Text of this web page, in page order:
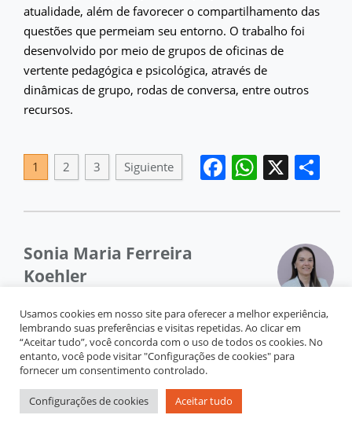
atualidade, além de favorecer o compartilhamento das
questões que permeiam seu entorno. O trabalho foi
desenvolvido por meio de grupos de oficinas de
vertente pedagógica e psicológica, através de
dinâmicas de grupo, rodas de conversa, entre outros
recursos.
Facebook
X
1 2 3 Siguiente
Sonia Maria Ferreira
Koehler
Centro Terapêutico/Guaratinguetá-SP, Brasl. Professora Titular
Aposentada do Centro Universitário Salesiano de São Paulo
(UNISAL) - Campus Lorena, Brasil. Psicóloga e Pedagoga.
Doutorado em Psicologia Escolar e do Desenvolvimento
Humano. IPUSP, Brasil (2003). Mestre em Psicologia da
Usamos cookies em nosso site para oferecer a melhor experiência,
lembrando suas preferências e visitas repetidas. Ao clicar em
“Aceitar tudo”, você concorda com o uso de todos os cookies. No
entanto, você pode visitar "Configurações de cookies" para
fornecer um consentimento controlado.
Configurações de cookies Aceitar tudo